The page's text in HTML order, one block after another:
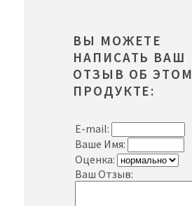
ВЫ МОЖЕТЕ
НАПИСАТЬ ВАШ
ОТЗЫВ ОБ ЭТОМ
ПРОДУКТЕ:
E-mail:
Ваше Имя:
Оценка:
Ваш Отзыв: